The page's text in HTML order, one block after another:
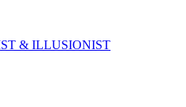
& ILLUSIONIST